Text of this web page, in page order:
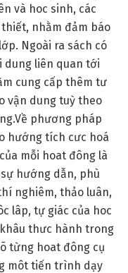
và hoc sinh, các
nhằm đảm báo
Ngoài ra sách có
dung liên quan tới
cung cấp thêm tư
vận dung tuỳ theo
phương pháp
hướng tích cưc hoá
mỗi hoat đông là
hướng dẫn, phù
nghiêm, thảo luân,
lâp, tự giác của hoc
thưc hành trong
từng hoat đông cụ
môt tiến trình dạy